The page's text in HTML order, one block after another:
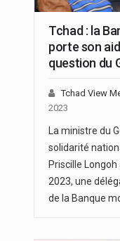
Tchad : la
porte son
question du
Tchad View
2023
La ministre du
solidarité
Priscille
2023, une
de la Banque